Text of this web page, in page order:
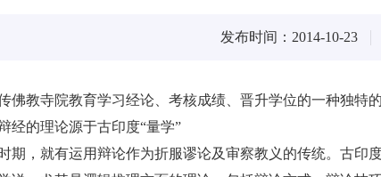
发布时间：2014-10-23
教寺院教育学习经论、考核成绩、晋升学位的一种独特的
的理论源于古印度“量学”
，就有运用辩论作为折服谬论及审察教义的传统。古印